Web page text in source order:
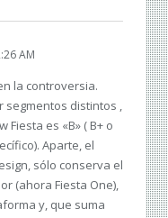
AM
la controversia.
segmentos distintos ,
Fiesta es «B» ( B+ o
Aparte, el
sólo conserva el
(ahora Fiesta One),
y, que suma